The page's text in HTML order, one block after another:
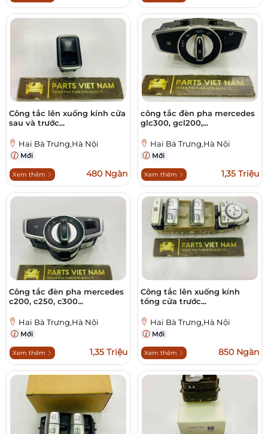
Công tắc lên xuống kính cửa
sau và trước...
Hai Bà Trưng,Hà Nội
Mới
Xem thêm 480 Ngàn
công tắc đèn pha mercedes
glc300, gcl200,...
Hai Bà Trưng,Hà Nội
Mới
Xem thêm 1,35 Triệu
Công tắc đèn pha mercedes
c200, c250, c300...
Hai Bà Trưng,Hà Nội
Mới
Xem thêm 1,35 Triệu
Công tắc lên xuống kính
tổng cửa trước...
Hai Bà Trưng,Hà Nội
Mới
Xem thêm 850 Ngàn